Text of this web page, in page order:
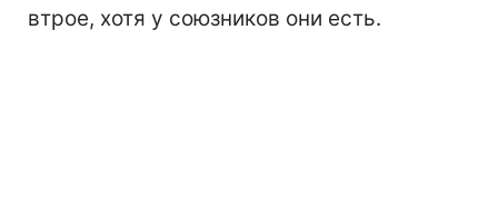
втрое, хотя у союзников они есть.